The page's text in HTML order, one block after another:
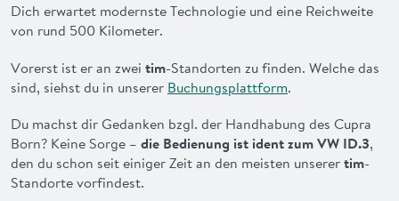
Dich erwartet modernste Technologie und eine Reichweite
von rund 500 Kilometer.
Vorerst ist er an zwei tim-Standorten zu finden. Welche das
sind, siehst du in unserer Buchungsplattform.
Du machst dir Gedanken bzgl. der Handhabung des Cupra
Born? Keine Sorge – die Bedienung ist ident zum VW ID.3,
den du schon seit einiger Zeit an den meisten unserertim-
Standorte vorfindest.